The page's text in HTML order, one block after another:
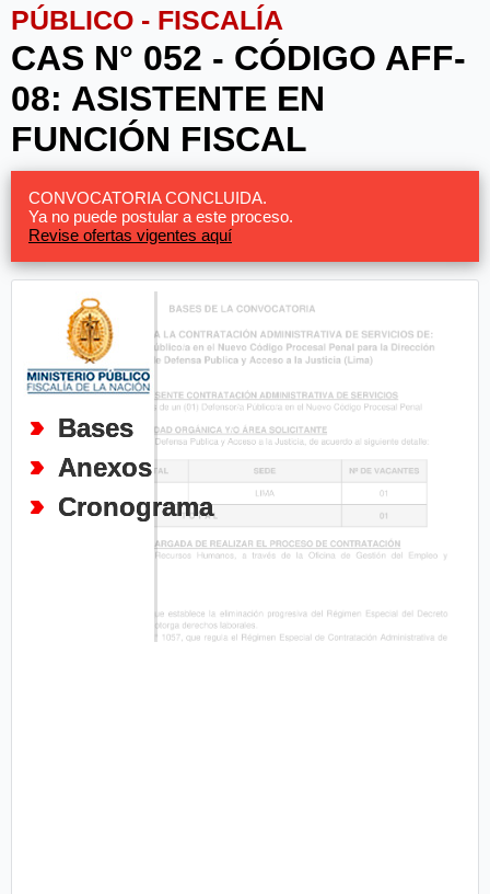
PÚBLICO - FISCALÍA
CAS N° 052 - CÓDIGO AFF-
08: ASISTENTE EN
FUNCIÓN FISCAL
CONVOCATORIA CONCLUIDA.
Ya no puede postular a este proceso.
Revise ofertas vigentes aquí
Bases
Anexos
Cronograma